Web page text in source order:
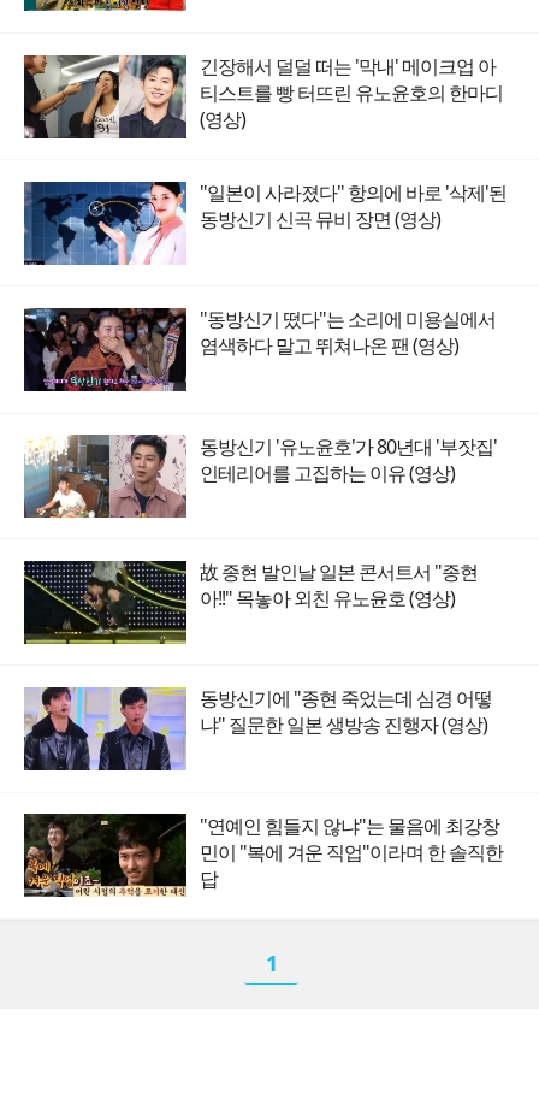
긴장해서 덜덜 떠는 '막내' 메이크업 아
티스트를 빵 터뜨린 유노윤호의 한마디
(영상)
"일본이 사라졌다" 항의에 바로 '삭제'된
동방신기 신곡 뮤비 장면 (영상)
"동방신기 떴다"는 소리에 미용실에서
염색하다 말고 뛰쳐나온 팬 (영상)
동방신기 '유노윤호'가 80년대 '부잣집'
인테리어를 고집하는 이유 (영상)
故 종현 발인날 일본 콘서트서 "종현
아!!" 목놓아 외친 유노윤호 (영상)
동방신기에 "종현 죽었는데 심경 어떻
냐" 질문한 일본 생방송 진행자 (영상)
"연예인 힘들지 않냐"는 물음에 최강창
민이 "복에 겨운 직업"이라며 한 솔직한
답
1